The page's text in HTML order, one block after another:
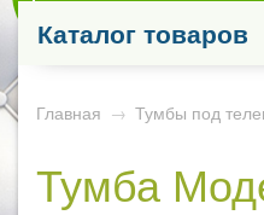
Каталог товаров
Главная → Тумбы под
Тумба